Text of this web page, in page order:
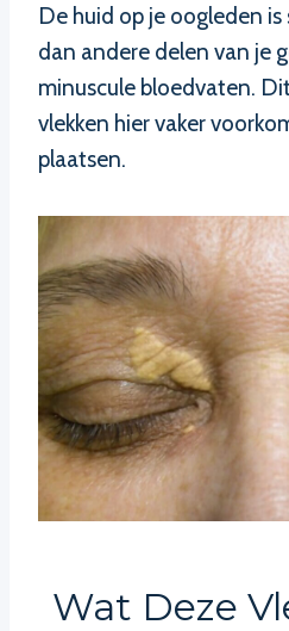
De huid op je oogleden is
dan andere delen van je
minuscule bloedvaten.
vlekken hier vaker
plaatsen.
Wat Deze